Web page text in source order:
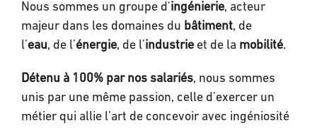
Nous sommes un groupe d'ingénierie, acteur
majeur dans les domaines du bâtiment, de
l’eau, de l’énergie, de l’industrie et de la mobilité.
Détenu à 100% par nos salariés, nous sommes
unis par une même passion, celle d’exercer un
métier qui allie l’art de concevoir avec ingéniosité